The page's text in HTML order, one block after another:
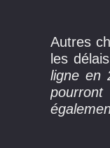
Autres
les
ligne en